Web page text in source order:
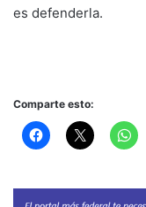
es defenderla.
Comparte esto: